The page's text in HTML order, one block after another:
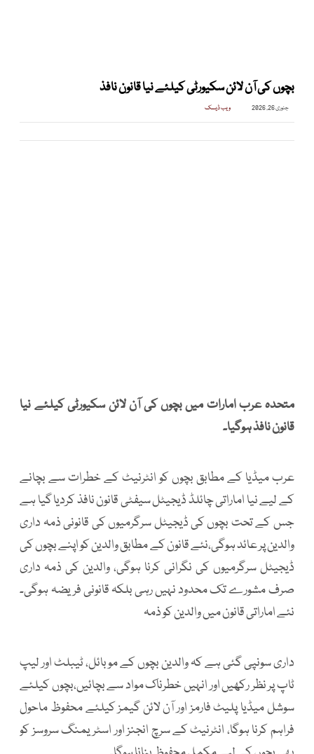
بچوں کی آن لائن سکیورٹی کیلئے نیا قانون نافذ
جنوری 26, 2026 ویب ڈیسک
متحدہ عرب امارات میں بچوں کی آن لائن سکیورٹی کیلئے نیا
قانون نافذ ہوگیا۔
عرب میڈیا کے مطابق بچوں کو انٹرنیٹ کے خطرات سے بچانے
کے لیے نیا اماراتی چائلڈ ڈیجیٹل سیفٹی قانون نافذ کردیا گیا ہے
جس کے تحت بچوں کی ڈیجیٹل سرگرمیوں کی قانونی ذمہ داری
والدین پر عائد ہوگی،نئے قانون کے مطابق والدین کو اپنے بچوں کی
ڈیجیٹل سرگرمیوں کی نگرانی کرنا ہوگی، والدین کی ذمہ داری
صرف مشورے تک محدود نہیں رہی بلکہ قانونی فریضہ ہوگی۔
نئے اماراتی قانون میں والدین کو ذمہ
داری سونپی گئی ہے کہ والدین بچوں کے موبائل، ٹیبلٹ اور لیپ
ٹاپ پر نظر رکھیں اور انہیں خطرناک مواد سے بچائیں،بچوں کیلئے
سوشل میڈیا پلیٹ فارمز اور آن لائن گیمز کیلئے محفوظ ماحول
فراہم کرنا ہوگا، انٹرنیٹ کے سرچ انجنز اور اسٹریمنگ سروسز کو